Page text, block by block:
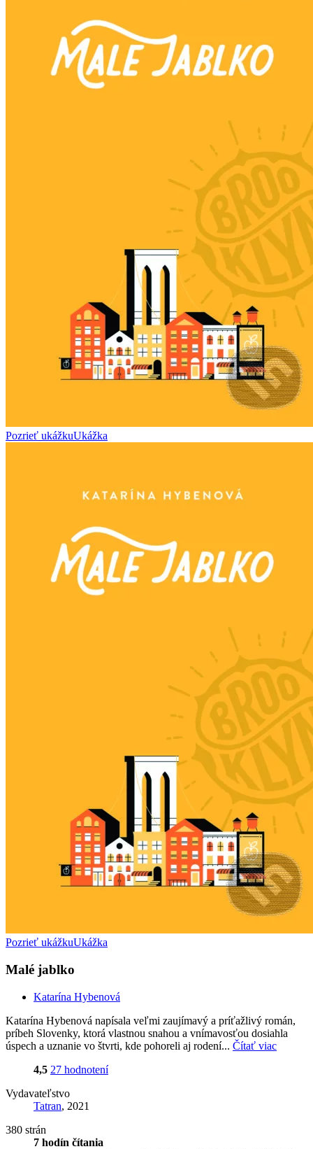
Pozrieť ukážkuUkážka
Pozrieť ukážkuUkážka
Malé jablko
Katarína Hybenová
Katarína Hybenová napísala veľmi zaujímavý a príťažlivý román,
príbeh Slovenky, ktorá vlastnou snahou a vnímavosťou dosiahla
úspech a uznanie vo štvrti, kde pohoreli aj rodení... Čítať viac
4,5 27 hodnotení
Vydavateľstvo
Tatran, 2021
380 strán
7 hodín čítania